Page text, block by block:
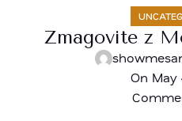
Zmagovite z
On May